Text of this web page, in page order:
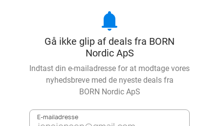
notifications
Gå ikke glip af deals fra BORN
Nordic ApS
Indtast din e-mailadresse for at modtage vores
nyhedsbreve med de nyeste deals fra
BORN Nordic ApS
E-mailadresse